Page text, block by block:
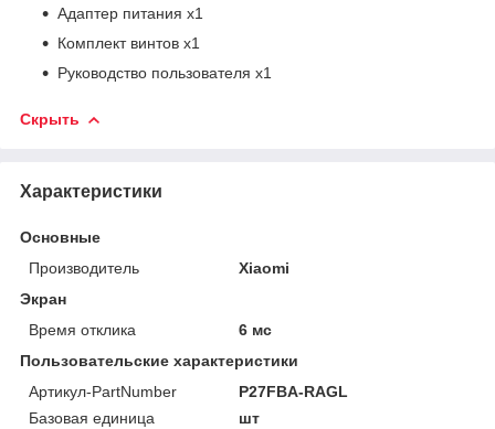
Адаптер питания x1
Комплект винтов x1
Руководство пользователя x1
Скрыть
Характеристики
Основные
Производитель
Xiaomi
Экран
Время отклика
6 мс
Пользовательские характеристики
Артикул-PartNumber
P27FBA-RAGL
Базовая единица
шт